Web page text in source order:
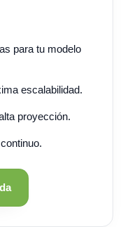
para tu modelo
escalabilidad.
proyección.